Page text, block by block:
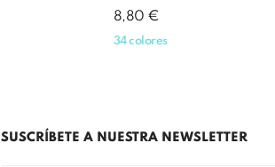
Precio
8,80 €
34 colores
SUSCRÍBETE A NUESTRA NEWSLETTER